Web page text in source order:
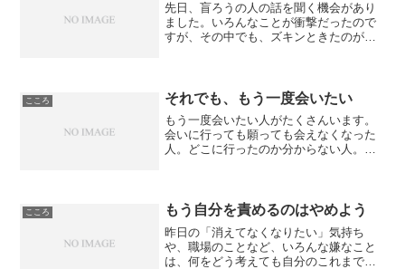
先日、盲ろうの人の話を聞く機会があり
ました。いろんなことが衝撃だったので
すが、その中でも、ズキンときたのが、
うけれど、あんな孤独を何年も...
こころ それでも、もう一度会いたい
もう一度会いたい人がたくさんいます。
会いに行っても願っても会えなくなった
人。どこに行ったのか分からない人。物
れど会いたい。元気なうち...
こころ もう自分を責めるのはやめよう
昨日の「消えてなくなりたい」気持ち
や、職場のことなど、いろんな嫌なこと
は、何をどう考えても自分のこれまでの